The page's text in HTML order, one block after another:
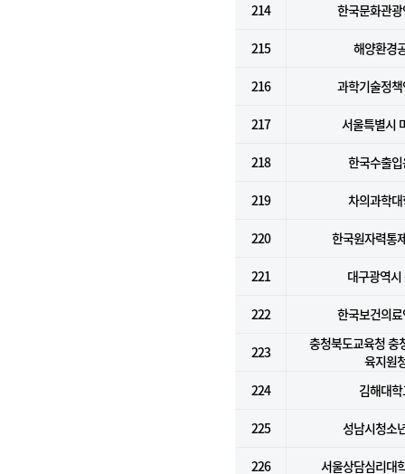
214 한국문화관
215 해양환경
216 과학기술정
217 서울특별시
218 한국수출
219 차의과학
220 한국원자력통
221 대구광역시
222 한국보건의
223
충청북도교육청 충
육지원
224
김해대
225 성남시청소
226 서울상담심리대